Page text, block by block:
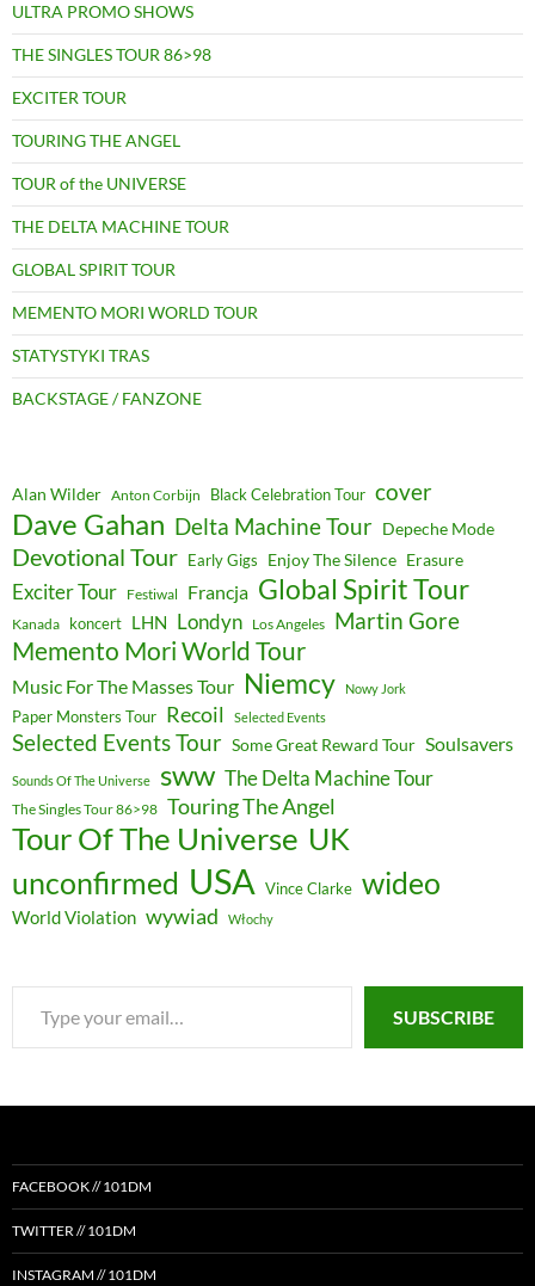
ULTRA PROMO SHOWS
THE SINGLES TOUR 86>98
EXCITER TOUR
TOURING THE ANGEL
TOUR of the UNIVERSE
THE DELTA MACHINE TOUR
GLOBAL SPIRIT TOUR
MEMENTO MORI WORLD TOUR
STATYSTYKI TRAS
BACKSTAGE / FANZONE
Alan Wilder Anton Corbijn Black Celebration Tour cover
Dave Gahan Delta Machine Tour Depeche Mode
Devotional Tour Early Gigs Enjoy The Silence Erasure
Exciter Tour Festiwal Francja Global Spirit Tour
Kanada koncert LHN Londyn Los Angeles Martin Gore
Memento Mori World Tour
Music For The Masses Tour Niemcy Nowy Jork
Paper Monsters Tour Recoil Selected Events
Selected Events Tour Some Great Reward Tour Soulsavers
Sounds Of The Universe sww The Delta Machine Tour
The Singles Tour 86>98 Touring The Angel
Tour Of The Universe UK
unconfirmed USA Vince Clarke wideo
World Violation wywiad Włochy
SUBSCRIBE
FACEBOOK // 101DM
TWITTER // 101DM
INSTAGRAM // 101DM